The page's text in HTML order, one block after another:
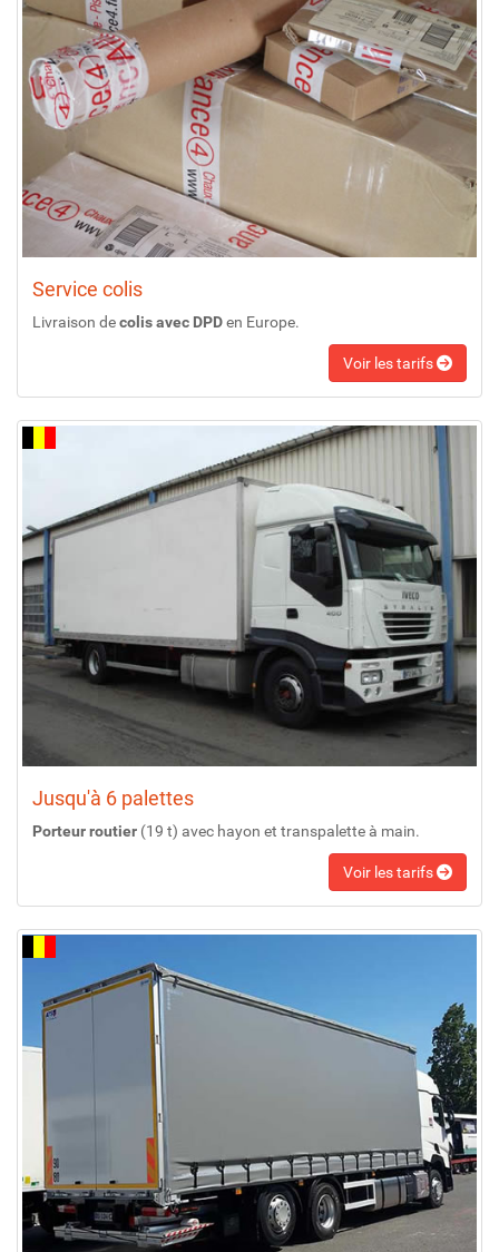
Service colis
Livraison decolis avec DPDen Europe.
Voir les tarifs
Jusqu'à 6 palettes
Porteur routier (19 t) avec hayon et transpalette à main.
Voir les tarifs